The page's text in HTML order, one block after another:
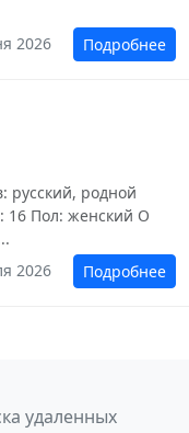
2026
Подробнее
русский, родной
16 Пол: женский О
2026
Подробнее
удаленных